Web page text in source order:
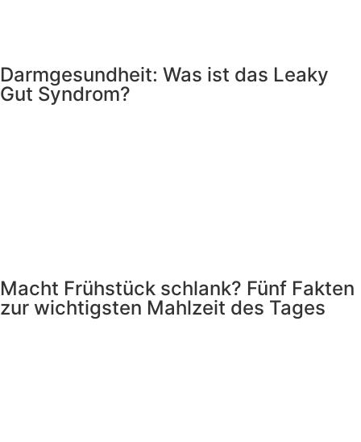
Darmgesundheit: Was ist das Leaky
Gut Syndrom?
Macht Frühstück schlank? Fünf Fakten
zur wichtigsten Mahlzeit des Tages